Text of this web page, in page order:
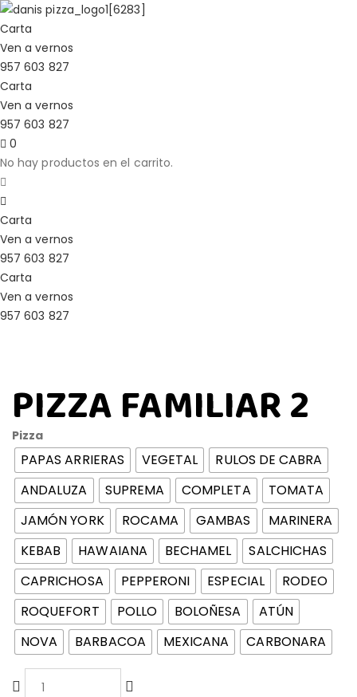
Carta
Ven a vernos
957 603 827
Carta
Ven a vernos
957 603 827
0
No hay productos en el carrito.
Carta
Ven a vernos
957 603 827
Carta
Ven a vernos
957 603 827
PIZZA FAMILIAR 2
Pizza
PAPAS ARRIERAS VEGETAL
RULOS DE CABRA
ANDALUZA
SUPREMA COMPLETA
TOMATA
JAMÓN YORK
ROCAMA GAMBAS
MARINERA
KEBAB
HAWAIANA BECHAMEL
SALCHICHAS
CAPRICHOSA
PEPPERONI ESPECIAL
RODEO
ROQUEFORT
POLLO BOLOÑESA
ATÚN
NOVA
BARBACOA MEXICANA CARBONARA